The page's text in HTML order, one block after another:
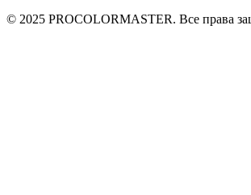
© 2025 PROCOLORMASTER. Все права